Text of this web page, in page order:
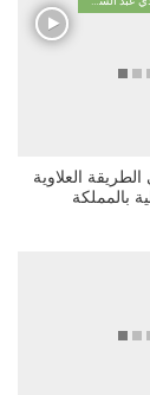
تحيي الطريقة العلاوية
بالمملكة